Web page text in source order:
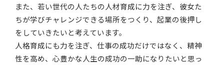
また、若い世代の人たちの人材育成に力を注ぎ、彼女た
ちが学びチャレンジできる場所をつくり、起業の後押し
をしていきたいと考えています。
人格育成にも力を注ぎ、仕事の成功だけではなく、精神
性を高め、心豊かな人生の成功の一助になりたいと思っ